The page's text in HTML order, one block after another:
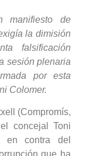
de
la dimisión
falsificación
sesión plenaria
por esta
Colomer.
(Compromís,
concejal Toni
en contra del
que ha